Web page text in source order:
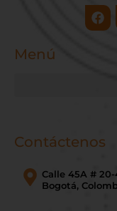
Menú
Contáctenos
Calle 45A #
Bogotá,